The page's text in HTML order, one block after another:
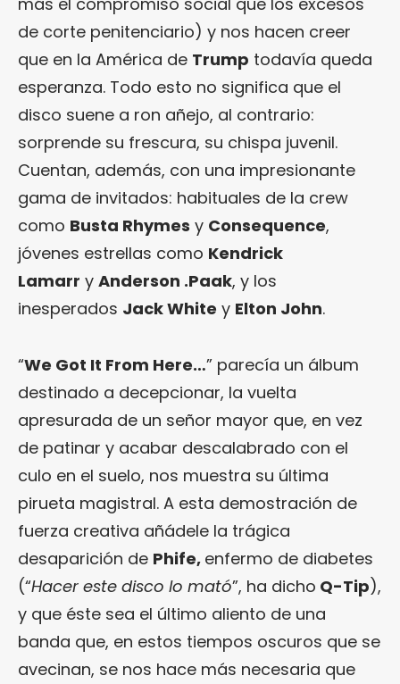
de corte penitenciario) y nos hacen creer
que en la América de Trump todavía queda
esperanza. Todo esto no significa que el
disco suene a ron añejo, al contrario:
sorprende su frescura, su chispa juvenil.
Cuentan, además, con una impresionante
gama de invitados: habituales de la crew
como Busta Rhymes y Consequence,
jóvenes estrellas como Kendrick
Lamarr y Anderson .Paak, y los
inesperados Jack White y Elton John.
“We Got It From Here…” parecía un álbum
destinado a decepcionar, la vuelta
apresurada de un señor mayor que, en vez
de patinar y acabar descalabrado con el
culo en el suelo, nos muestra su última
pirueta magistral. A esta demostración de
fuerza creativa añádele la trágica
desaparición de Phife, enfermo de diabetes
(“Hacer este disco lo mató”, ha dicho Q-Tip),
y que éste sea el último aliento de una
banda que, en estos tiempos oscuros que se
avecinan, se nos hace más necesaria que